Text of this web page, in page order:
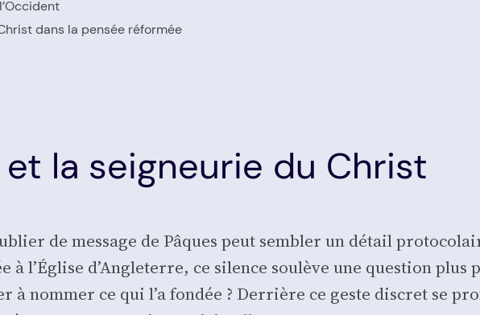
dans la pen­sée réfor­mée
la seigneurie du Christ
de mes­sage de Pâques peut sem­bler un détail
l’Église d’Angleterre, ce silence sou­lève une ques­tion plus
à nom­mer ce qui l’a fon­dée ? Der­rière ce geste dis­cret se